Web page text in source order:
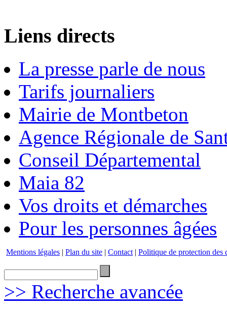
Liens directs
La presse parle de nous
Tarifs journaliers
Mairie de Montbeton
Agence Régionale de
Conseil Départemental
Maia 82
Vos droits et démarches
Pour les personnes âgées
Mentions légales | Plan du site | Contact | Politique de protection des
>> Recherche avancée